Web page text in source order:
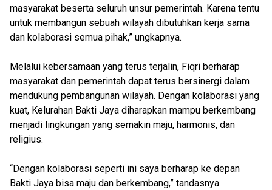
masyarakat beserta seluruh unsur pemerintah. Karena tentu
untuk membangun sebuah wilayah dibutuhkan kerja sama
dan kolaborasi semua pihak,” ungkapnya.
Melalui kebersamaan yang terus terjalin, Fiqri berharap
masyarakat dan pemerintah dapat terus bersinergi dalam
mendukung pembangunan wilayah. Dengan kolaborasi yang
kuat, Kelurahan Bakti Jaya diharapkan mampu berkembang
menjadi lingkungan yang semakin maju, harmonis, dan
religius.
“Dengan kolaborasi seperti ini saya berharap ke depan
Bakti Jaya bisa maju dan berkembang,” tandasnya